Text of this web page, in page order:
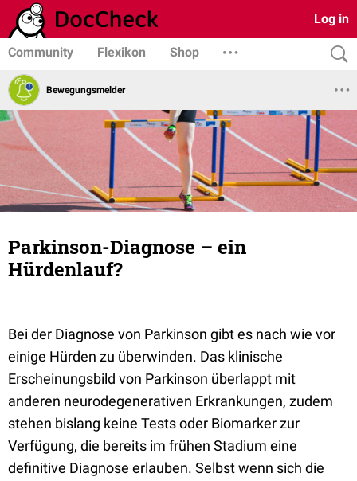
Log in
Community Flexikon Shop
Bewegungsmelder
Parkinson-Diagnose – ein
Hürdenlauf?
Bei der Diagnose von Parkinson gibt es nach wie vor
einige Hürden zu überwinden. Das klinische
Erscheinungsbild von Parkinson überlappt mit
anderen neurodegenerativen Erkrankungen, zudem
stehen bislang keine Tests oder Biomarker zur
Verfügung, die bereits im frühen Stadium eine
definitive Diagnose erlauben. Selbst wenn sich die